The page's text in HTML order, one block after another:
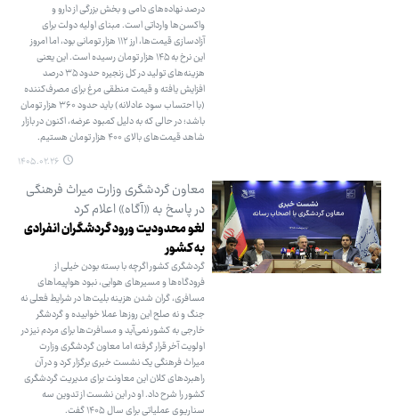
درصد نهاده‌های دامی و بخش بزرگی از دارو و
واکسن‌ها وارداتی است. مبنای اولیه دولت برای
آزادسازی قیمت‌ها، ارز ۱۱۲ هزار تومانی بود، اما امروز
این نرخ به ۱۴۵ هزار تومان رسیده است. این یعنی
هزینه‌های تولید در کل زنجیره حدود ۳۵ درصد
افزایش یافته و قیمت منطقی مرغ برای مصرف‌کننده
(با احتساب سود عادلانه) باید حدود ۳۶۰ هزار تومان
باشد؛ در حالی که به دلیل کمبود عرضه، اکنون در بازار
شاهد قیمت‌های بالای ۴۰۰ هزار تومان هستیم.
۱۴۰۵.۰۲.۲۶
معاون گردشگری وزارت میراث فرهنگی
در پاسخ به «آگاه» اعلام کرد
لغو محدودیت ورود گردشگران انفرادی
به کشور
گردشگری کشور اگرچه با بسته بودن خیلی از
فرودگاه‌ها و مسیرهای هوایی، نبود هواپیماهای
مسافری، گران شدن هزینه بلیت‌ها در شرایط فعلی نه
جنگ و نه صلح این روزها عملا خوابیده و گردشگر
خارجی به کشور نمی‌آید و مسافرت‌ها برای مردم نیز در
اولویت آخر قرار گرفته اما معاون گردشگری وزارت
میراث فرهنگی یک نشست خبری برگزار کرد و در آن
راهبردهای کلان این معاونت برای مدیریت گردشگری
کشور را شرح داد. او در این نشست از تدوین سه
سناریوی عملیاتی برای سال ۱۴۰۵ گفت.